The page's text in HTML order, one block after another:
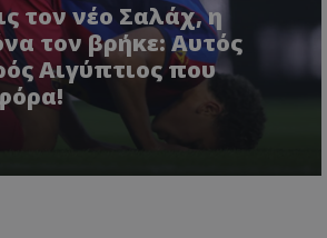
τον νέο Σαλάχ, η
τον βρήκε: Αυτός
Αιγύπτιος που